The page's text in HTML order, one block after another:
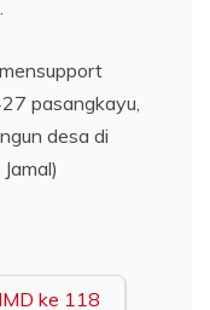
pasangkayu,
desa di